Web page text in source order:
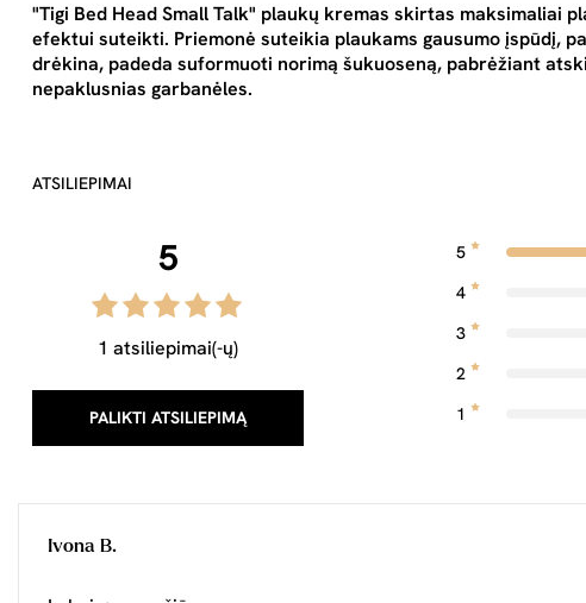
"Tigi Bed Head Small Talk" plaukų kremas skirtas maksimaliai
efektui suteikti. Priemonė suteikia plaukams gausumo įspūdį,
drėkina, padeda suformuoti norimą šukuoseną, pabrėžiant
nepaklusnias garbanėles.
ATSILIEPIMAI
5
1 atsiliepimai(-ų)
PALIKTI ATSILIEPIMĄ
5
4
3
2
1
Ivona B.